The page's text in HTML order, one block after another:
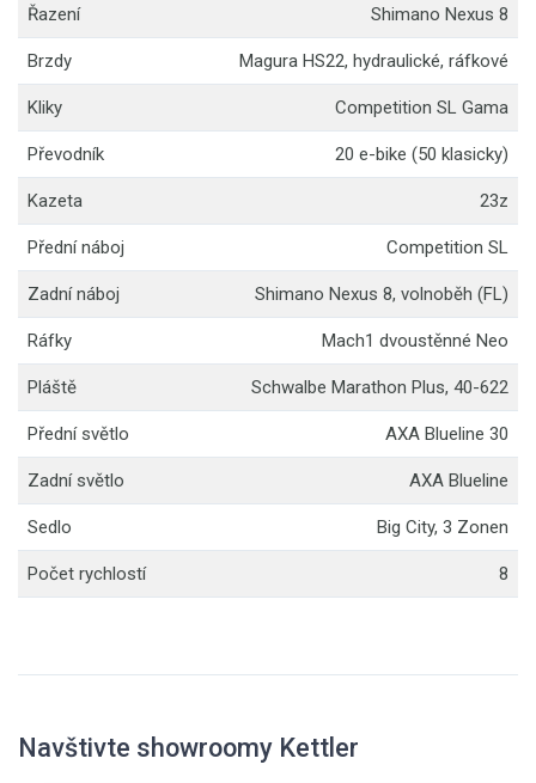
Řazení Shimano Nexus 8
Brzdy Magura HS22, hydraulické, ráfkové
Kliky Competition SL Gama
Převodník 20 e-bike (50 klasicky)
Kazeta 23z
Přední náboj Competition SL
Zadní náboj Shimano Nexus 8, volnoběh (FL)
Ráfky Mach1 dvoustěnné Neo
Pláště Schwalbe Marathon Plus, 40-622
Přední světlo AXA Blueline 30
Zadní světlo AXA Blueline
Sedlo Big City, 3 Zonen
Počet rychlostí 8
Navštivte showroomy Kettler